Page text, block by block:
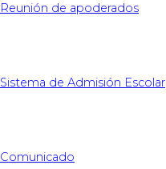
Reunión de apoderados
Sistema de Admisión Escolar
Comunicado